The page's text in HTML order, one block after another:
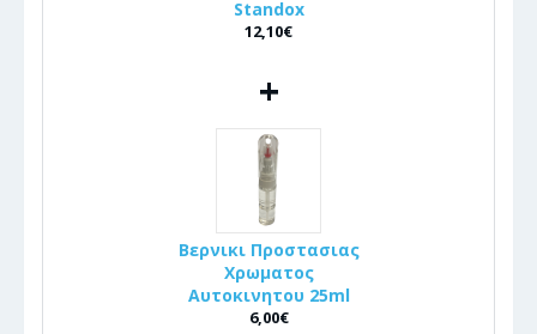
Standox
12,10€
+
Βερνικι Προστασιας
Χρωματος
Αυτοκινητου 25ml
6,00€